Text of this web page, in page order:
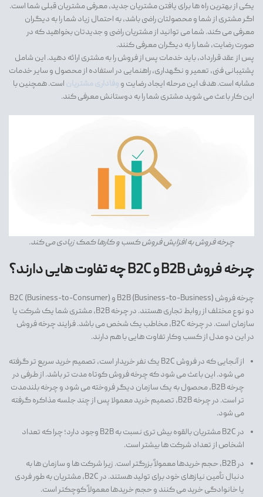
یکی از بهترین راه ها برای یافتن مشتریان جدید، معرفی مشتریان قبلی شما است.
اگر مشتری از شما و محصولتان راضی باشد، به احتمال زیاد شما را به دیگران
معرفی می کند. شما می توانید از مشتریان راضی و جدیدتان بخواهید که در
صورت رضایت، شما را به دیگران معرفی کنند.
پس از عقد قرارداد، باید خدمات پس از فروش را به مشتری ارائه دهید. این شامل
پشتیبانی فنی، تعمیر و نگهداری، راهنمایی در استفاده از محصول و سایر خدمات
مشابه است. هدف این مرحله ایجاد رضایت و وفاداری مشتریان است. همچنین با
این کار باعث می شوید مشتری شما را به دوستانش معرفی کند.
چرخه فروش به افزایش فروش کسب و کارها کمک زیادی می کند.
چرخه فروش B2B و B2C چه تفاوت هایی دارند؟
چرخه فروش B2B (Business-to-Business) و B2C (Business-to-Consumer)
دو نوع مختلف از روابط تجاری هستند. در چرخه B2B، مشتری شما یک شرکت یا
سازمان است. در چرخه B2C، مخاطب یک شخص می باشد. فرایند چرخه فروش
در این دو مدل از کسب وکار تفاوت هایی با هم دارند.
از آنجایی که در فروش B2C یک نفر خریدار است، تصمیم خرید سریع تر گرفته
می شود. این باعث می شود که چرخه فروش کوتاه مدت تر باشد. از طرفی در
چرخه B2B، محصول به یک سازمان دیگر فروخته می شود و چرخه بلندمدت
تر است. در چرخه B2B، تصمیم خرید معمولا پس از چند جلسه مذاکره گرفته
می شود.
در B2C مشتریان بالقوه بیش تری نسبت به B2B وجود دارد؛ چرا که تعداد
اشخاص از تعداد شرکت ها بیشتر است.
در B2B، حجم خریدها معمولاً بزرگتر است. زیرا شرکت ها و سازمان ها به
دنبال تأمین نیازهای خود برای تولید هستند. در B2C، مشتریان به طور فردی
یا خانوادگی خرید می کنند و حجم خریدها معمولاً کوچکتر است.